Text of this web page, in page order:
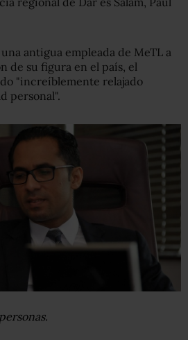
antigua empleada de MeTL a
de su figura en el país, el
"increíblemente relajado
personal".